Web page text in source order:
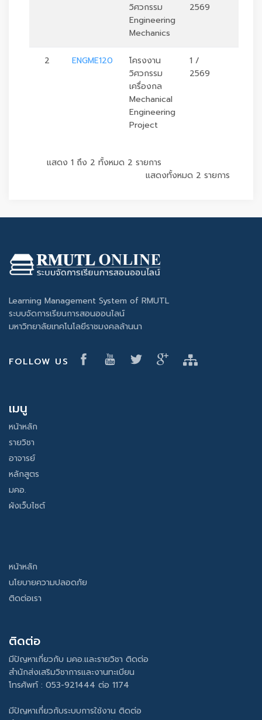
วิศวกรรม
Engineering
Mechanics
2569
2 ENGME120
โครงงาน
วิศวกรรม
เครื่องกล
Mechanical
Engineering
Project
1 /
2569
แสดง 1 ถึง 2 ทั้งหมด 2 รายการ
แสดงทั้งหมด 2 รายการ
Learning Management System of RMUTL
ระบบจัดการเรียนการสอนออนไลน์
มหาวิทยาลัยเทคโนโลยีราชมงคลล้านนา
FOLLOW US
เมนู
หน้าหลัก
รายวิชา
อาจารย์
หลักสูตร
มคอ.
ผังเว็บไซต์
หน้าหลัก
นโยบายความปลอดภัย
ติดต่อเรา
ติดต่อ
มีปัญหาเกี่ยวกับ มคอ.และรายวิชา ติดต่อ
สำนักส่งเสริมวิชาการและงานทะเบียน
โทรศัพท์ : 053-921444 ต่อ 1174
มีปัญหาเกี่ยวกับระบบการใช้งาน ติดต่อ